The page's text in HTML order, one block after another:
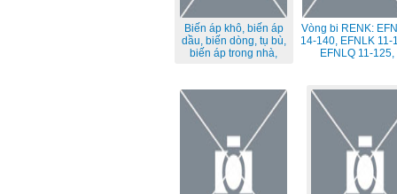
Biến áp khô, biến áp
dầu, biến dòng, tụ bù,
biến áp trong nhà,
Vòng bi RENK:
14-140, EFNLK 11-
EFNLQ 11-125,